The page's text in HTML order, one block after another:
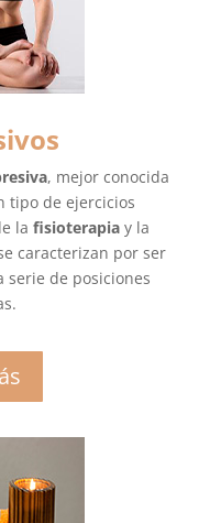
, mejor conocida
tipo de ejercicios
la fisioterapia y la
caracterizan por ser
serie de posiciones